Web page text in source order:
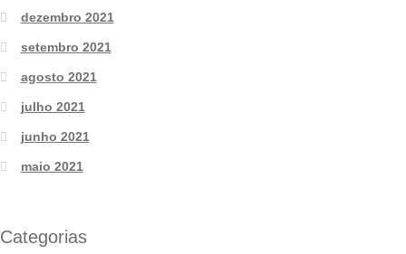
dezembro 2021
setembro 2021
agosto 2021
julho 2021
junho 2021
maio 2021
Categorias